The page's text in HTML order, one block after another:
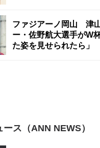
ファジアーノ岡山 津
ー・佐野航大選手がW
た姿を見せられたら」
ス（ANN NEWS）